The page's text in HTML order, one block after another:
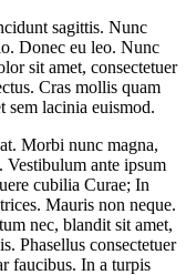
sagittis. Nunc
Donec eu leo. Nunc
sit amet, consectetuer
Cras mollis quam
sem lacinia euismod.
Morbi nunc magna,
Vestibulum ante ipsum
cubilia Curae; In
Mauris non neque.
nec, blandit sit amet,
Phasellus consectetuer
faucibus. In a turpis